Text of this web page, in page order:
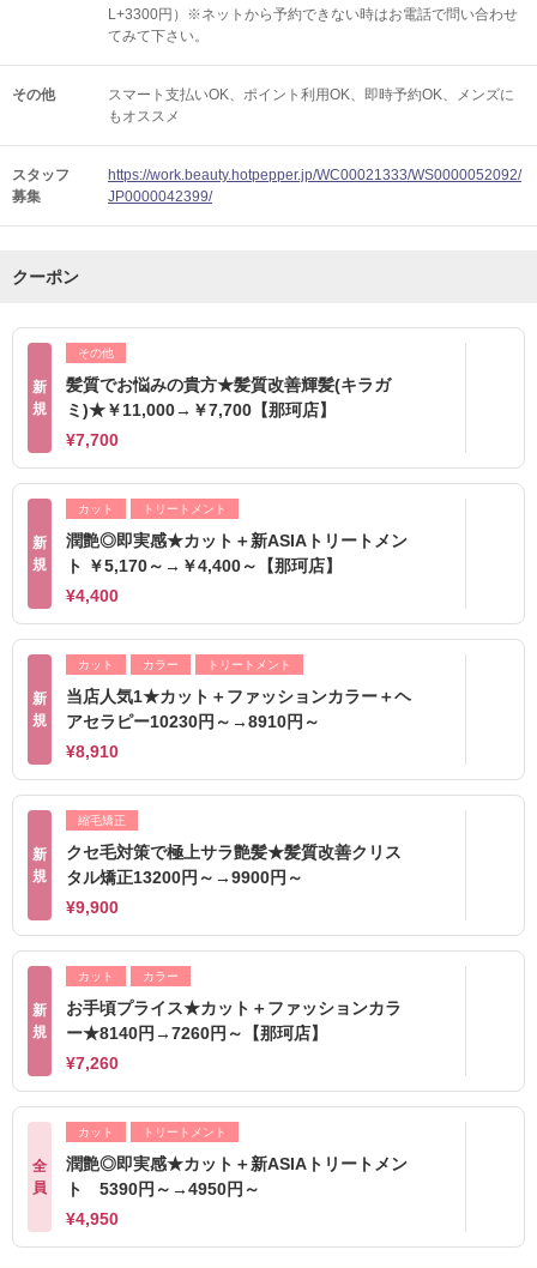
L+3300円）※ネットから予約できない時はお電話で問い合わせ
てみて下さい。
その他 スマート支払いOK ポイント利用OK 即時予約OK
メンズに
もオススメ
スタッフ
募集
https://work.beauty.hotpepper.jp/WC00021333/WS0000052092/
JP0000042399/
クーポン
新
規
その他
髪質でお悩みの貴方★髪質改善輝髪(キラガ
ミ)★￥11,000→￥7,700【那珂店】
¥7,700
新
規
カット トリートメント
潤艶◎即実感★カット＋新ASIAトリートメン
ト ￥5,170～→￥4,400～【那珂店】
¥4,400
新
規
カット カラー トリートメント
当店人気1★カット＋ファッションカラー＋ヘ
アセラピー10230円～→8910円～
¥8,910
新
規
縮毛矯正
クセ毛対策で極上サラ艶髪★髪質改善クリス
タル矯正13200円～→9900円～
¥9,900
新
規
カット カラー
お手頃プライス★カット＋ファッションカラ
ー★8140円→7260円～【那珂店】
¥7,260
全
員
カット トリートメント
潤艶◎即実感★カット＋新ASIAトリートメン
ト 5390円～→4950円～
¥4,950